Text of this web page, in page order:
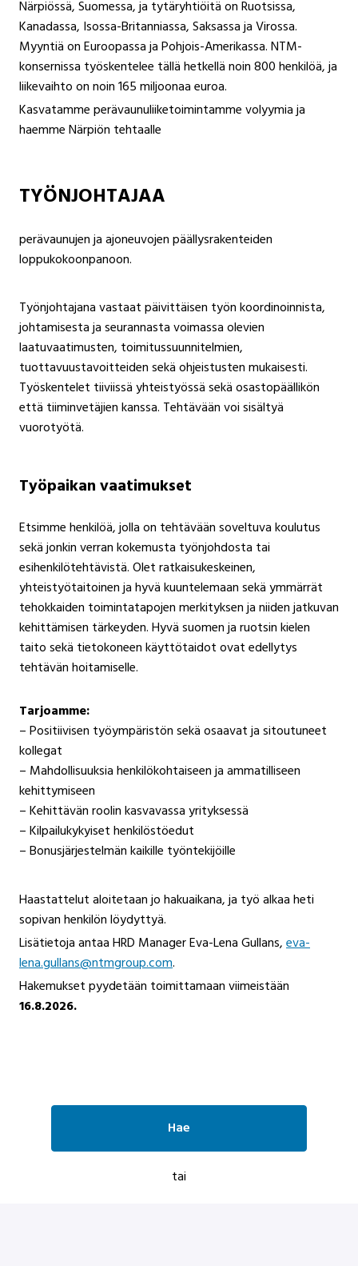
Närpiössä, Suomessa, ja tytäryhtiöitä on Ruotsissa,
Kanadassa, Isossa-Britanniassa, Saksassa ja Virossa.
Myyntiä on Euroopassa ja Pohjois-Amerikassa. NTM-
konsernissa työskentelee tällä hetkellä noin 800 henkilöä, ja
liikevaihto on noin 165 miljoonaa euroa.
Kasvatamme perävaunuliiketoimintamme volyymia ja
haemme Närpiön tehtaalle
TYÖNJOHTAJAA
perävaunujen ja ajoneuvojen päällysrakenteiden
loppukokoonpanoon.
Työnjohtajana vastaat päivittäisen työn koordinoinnista,
johtamisesta ja seurannasta voimassa olevien
laatuvaatimusten, toimitussuunnitelmien,
tuottavuustavoitteiden sekä ohjeistusten mukaisesti.
Työskentelet tiiviissä yhteistyössä sekä osastopäällikön
että tiiminvetäjien kanssa. Tehtävään voi sisältyä
vuorotyötä.
Työpaikan vaatimukset
Etsimme henkilöä, jolla on tehtävään soveltuva koulutus
sekä jonkin verran kokemusta työnjohdosta tai
esihenkilötehtävistä. Olet ratkaisukeskeinen,
yhteistyötaitoinen ja hyvä kuuntelemaan sekä ymmärrät
tehokkaiden toimintatapojen merkityksen ja niiden jatkuvan
kehittämisen tärkeyden. Hyvä suomen ja ruotsin kielen
taito sekä tietokoneen käyttötaidot ovat edellytys
tehtävän hoitamiselle.
Tarjoamme:
– Positiivisen työympäristön sekä osaavat ja sitoutuneet
kollegat
– Mahdollisuuksia henkilökohtaiseen ja ammatilliseen
kehittymiseen
– Kehittävän roolin kasvavassa yrityksessä
– Kilpailukykyiset henkilöstöedut
– Bonusjärjestelmän kaikille työntekijöille
Haastattelut aloitetaan jo hakuaikana, ja työ alkaa heti
sopivan henkilön löydyttyä.
Lisätietoja antaa HRD Manager Eva-Lena Gullans,eva-
lena.gullans@ntmgroup.com.
Hakemukset pyydetään toimittamaan viimeistään
16.8.2026.
Hae
tai